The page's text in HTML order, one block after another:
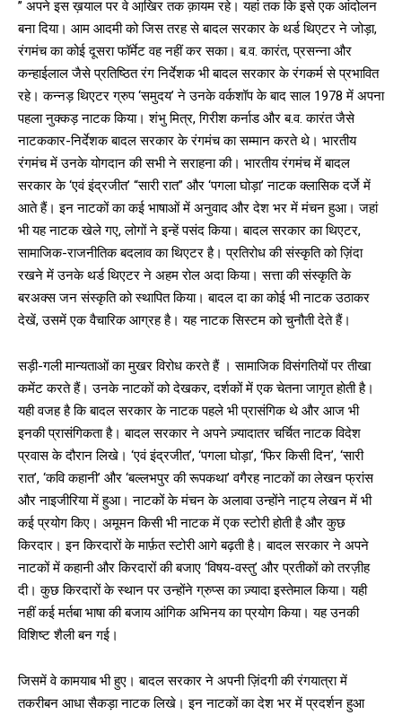
’’ अपने इस ख़याल पर वे आखि़र तक क़ायम रहे। यहां तक कि इसे एक आंदोलन
बना दिया। आम आदमी को जिस तरह से बादल सरकार के थर्ड थिएटर ने जोड़ा,
रंगमंच का कोई दूसरा फॉर्मेट वह नहीं कर सका। ब.व. कारंत, प्रसन्ना और
कन्हाईलाल जैसे प्रतिष्ठित रंग निर्देशक भी बादल सरकार के रंगकर्म से प्रभावित
रहे। कन्नड़ थिएटर ग्रुप ‘समुदय’ ने उनके वर्कशॉप के बाद साल 1978 में अपना
पहला नुक्कड़ नाटक किया। शंभु मित्र, गिरीश कर्नाड और ब.व. कारंत जैसे
नाटककार-निर्देशक बादल सरकार के रंगमंच का सम्मान करते थे। भारतीय
रंगमंच में उनके योगदान की सभी ने सराहना की। भारतीय रंगमंच में बादल
सरकार के ‘एवं इंद्रजीत’ “सारी रात” और ‘पगला घोड़ा’ नाटक क्लासिक दर्जे में
आते हैं। इन नाटकों का कई भाषाओं में अनुवाद और देश भर में मंचन हुआ। जहां
भी यह नाटक खेले गए, लोगों ने इन्हें पसंद किया। बादल सरकार का थिएटर,
सामाजिक-राजनीतिक बदलाव का थिएटर है। प्रतिरोध की संस्कृति को ज़िंदा
रखने में उनके थर्ड थिएटर ने अहम रोल अदा किया। सत्ता की संस्कृति के
बरअक्स जन संस्कृति को स्थापित किया। बादल दा का कोई भी नाटक उठाकर
देखें, उसमें एक वैचारिक आग्रह है। यह नाटक सिस्टम को चुनौती देते हैं।
सड़ी-गली मान्यताओं का मुखर विरोध करते हैं । सामाजिक विसंगतियों पर तीखा
कमेंट करते हैं। उनके नाटकों को देखकर, दर्शकों में एक चेतना जागृत होती है।
यही वजह है कि बादल सरकार के नाटक पहले भी प्रासंगिक थे और आज भी
इनकी प्रासंगिकता है। बादल सरकार ने अपने ज़्यादातर चर्चित नाटक विदेश
प्रवास के दौरान लिखे। ‘एवं इंद्रजीत’, ‘पगला घोड़ा’, ‘फिर किसी दिन’, ‘सारी
रात’, ‘कवि कहानी’ और ‘बल्लभपुर की रूपकथा’ वगैरह नाटकों का लेखन फ्रांस
और नाइजीरिया में हुआ। नाटकों के मंचन के अलावा उन्होंने नाट्य लेखन में भी
कई प्रयोग किए। अमूमन किसी भी नाटक में एक स्टोरी होती है और कुछ
किरदार। इन किरदारों के मार्फ़त स्टोरी आगे बढ़ती है। बादल सरकार ने अपने
नाटकों में कहानी और किरदारों की बजाए ‘विषय-वस्तु’ और प्रतीकों को तरज़ीह
दी। कुछ किरदारों के स्थान पर उन्होंने ग्रुप्स का ज़्यादा इस्तेमाल किया। यही
नहीं कई मर्तबा भाषा की बजाय आंगिक अभिनय का प्रयोग किया। यह उनकी
विशिष्ट शैली बन गई।
जिसमें वे कामयाब भी हुए। बादल सरकार ने अपनी ज़िंदगी की रंगयात्रा में
तकरीबन आधा सैकड़ा नाटक लिखे। इन नाटकों का देश भर में प्रदर्शन हुआ